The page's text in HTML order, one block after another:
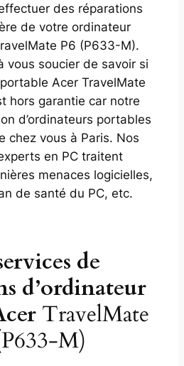
des réparations
de votre ordinateur
P6 (P633-M).
vous soucier de savoir si
Acer TravelMate
hors garantie car notre
d’ordinateurs portables
chez vous à Paris. Nos
en PC traitent
menaces logicielles,
de santé du PC, etc.
de
d’ordinateur
TravelMate
M)